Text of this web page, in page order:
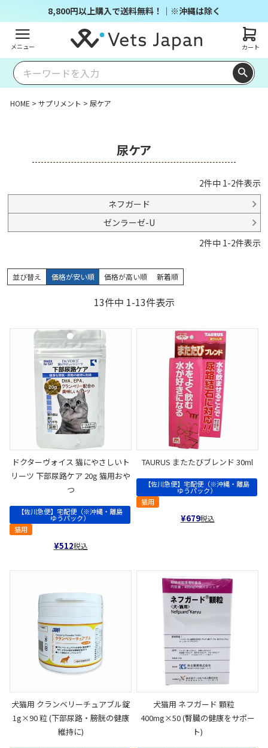
8,800円以上購入で送料無料！｜※沖縄は除く
メニュー カート
HOME サプリメント 尿ケア
尿ケア
2件中 1-2件表示
ネフガード
ゼンラーゼ-U
2件中 1-2件表示
並び替え 価格が安い順 価格が高い順 新着順
13件中 1-13件表示
ドクターヴォイス 猫にやさしいト
リーツ 下部尿路ケア 20g 猫用おや
つ
【佐川急便】宅配便（※沖縄・離島
ゆうパック）
猫用
¥512税込
TAURUS またたびブレンド 30ml
【佐川急便】宅配便（※沖縄・離島
ゆうパック）
猫用
¥679税込
犬猫用 クランベリーチュアブル錠
1g×90 粒 (下部尿路・膀胱の健康
維持に)
犬猫用 ネフガード 顆粒
400mg×50 (腎臓の健康をサポー
ト)